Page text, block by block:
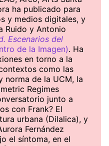
ha publicado para
y medios digitales, y
Ruido y Antonio
Escenarios del
de la Imagen). Ha
en torno a la
como las
norma de la UCM, la
Regimes
junto a
con Frank? El
urbana (Dilalica), y
Fernández
el síntoma, en el